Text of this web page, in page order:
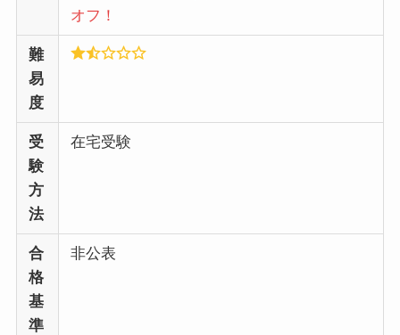
オフ！
難
易
度
受
験
方
法
在宅受験
合
格
基
準
非公表